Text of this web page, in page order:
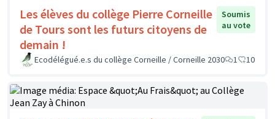
Les élèves du collège Pierre Corneille
de Tours sont les futurs citoyens de
demain !
Soumis
au vote
Ecodélégué.e.s du collège Corneille / Corneille 2030 1 10